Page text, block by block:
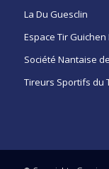
La Du Guesclin
Espace Tir Guichen
Société Nantaise
Tireurs Sportifs du